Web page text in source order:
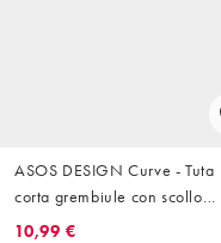
ASOS DESIGN Curve - Tuta
corta grembiule con scollo
rotondo antracite
10,99 €